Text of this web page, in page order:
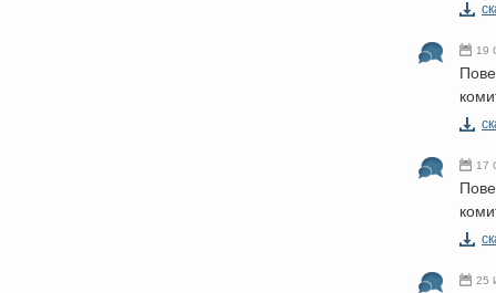
19
17
25